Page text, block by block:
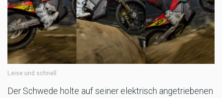
Leise und schnell
Der Schwede holte auf seiner elektrisch angetriebenen